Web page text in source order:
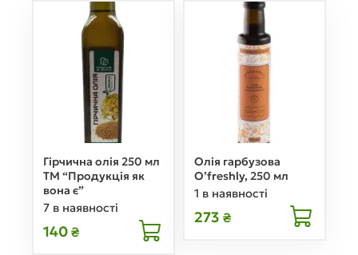
Гірчична олія 250 мл
ТМ “Продукція як
вона є”
7 в наявності
140 ₴
Олія гарбузова
O’freshly, 250 мл
1 в наявності
273 ₴